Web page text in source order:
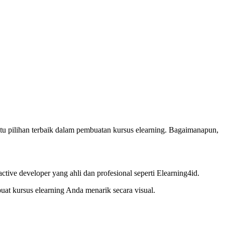
pilihan terbaik dalam pembuatan kursus elearning. Bagaimanapun,
developer yang ahli dan profesional seperti Elearning4id.
kursus elearning Anda menarik secara visual.